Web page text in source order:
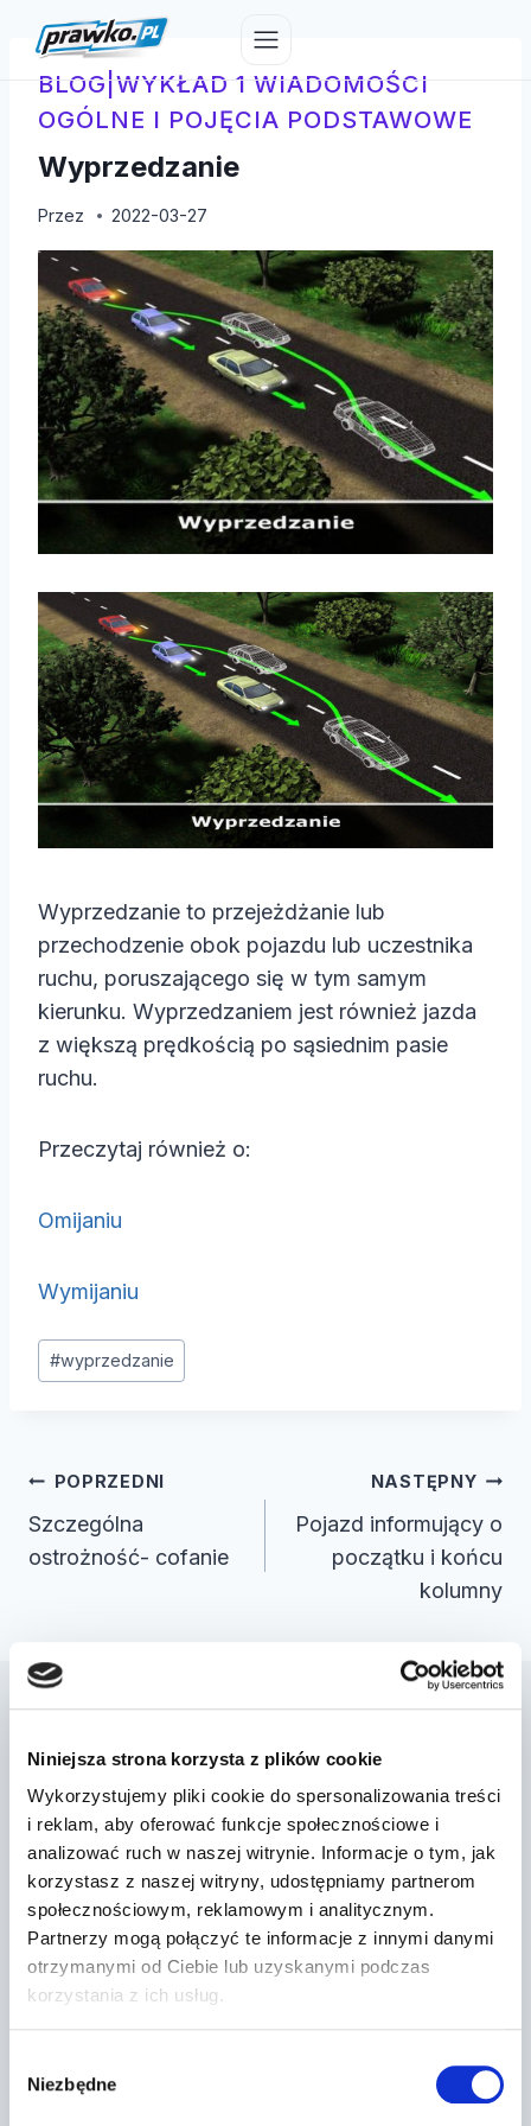
Niniejsza strona korzysta z plików cookie
Wykorzystujemy pliki cookie do spersonalizowania treści
i reklam, aby oferować funkcje społecznościowe i
analizować ruch w naszej witrynie. Informacje o tym, jak
korzystasz z naszej witryny, udostępniamy partnerom
społecznościowym, reklamowym i analitycznym.
Partnerzy mogą połączyć te informacje z innymi danymi
otrzymanymi od Ciebie lub uzyskanymi podczas
korzystania z ich usług.
zgody
Niezbędne
treściBLOG|WYKŁAD 1 WIADOMOŚCI
OGÓLNE I POJĘCIA PODSTAWOWE
Wyprzedzanie
Przez 2022-03-27
Wyprzedzanie to przejeżdżanie lub
przechodzenie obok pojazdu lub uczestnika
ruchu, poruszającego się w tym samym
kierunku. Wyprzedzaniem jest również jazda
z większą prędkością po sąsiednim pasie
ruchu.
Przeczytaj również o:
Omijaniu
Wymijaniu
Tagi
wpisu:
#wyprzedzanie
Nawigacja
wpisu
POPRZEDNI
Szczególna
ostrożność- cofanie
NASTĘPNY
Pojazd informujący o
początku i końcu
kolumny
Podobne wpisy